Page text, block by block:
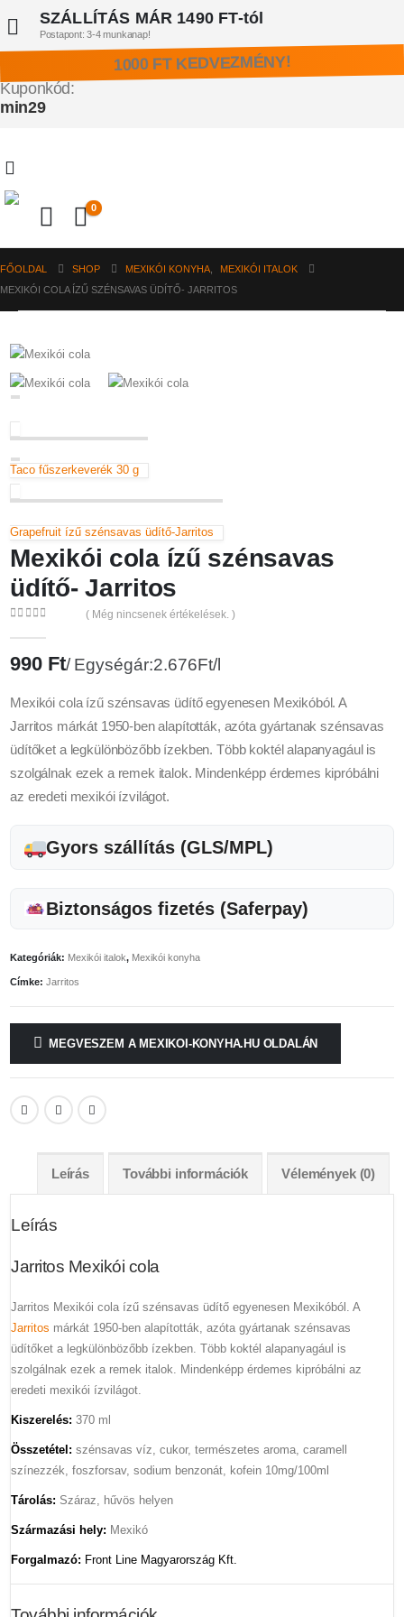
SZÁLLÍTÁS MÁR 1490 FT-tól
Postapont: 3-4 munkanap!
1000 FT KEDVEZMÉNY!
Kuponkód:
min29
0
FŐOLDAL SHOP MEXIKÓI KONYHA
MEXIKÓI ITALOK
MEXIKÓI COLA ÍZŰ SZÉNSAVAS ÜDÍTŐ- JARRITOS
Taco fűszerkeverék 30 g
Grapefruit ízű szénsavas üdítő-Jarritos
Mexikói cola ízű szénsavas
üdítő- Jarritos
( Még nincsenek értékelések. )
990 Ft Egységár:2.676Ft/l
Mexikói cola ízű szénsavas üdítő egyenesen Mexikóból. A
Jarritos márkát 1950-ben alapították, azóta gyártanak szénsavas
üdítőket a legkülönbözőbb ízekben. Több koktél alapanyagául is
szolgálnak ezek a remek italok. Mindenképp érdemes kipróbálni
az eredeti mexikói ízvilágot.
Gyors szállítás (GLS/MPL)
Biztonságos fizetés (Saferpay)
Kategóriák: Mexikói italok, Mexikói konyha
Címke:Jarritos
MEGVESZEM A MEXIKOI-KONYHA.HU OLDALÁN
Leírás További információk Vélemények (0)
Leírás
Jarritos Mexikói cola
Jarritos Mexikói cola ízű szénsavas üdítő egyenesen Mexikóból. A
Jarritos márkát 1950-ben alapították, azóta gyártanak szénsavas
üdítőket a legkülönbözőbb ízekben. Több koktél alapanyagául is
szolgálnak ezek a remek italok. Mindenképp érdemes kipróbálni az
eredeti mexikói ízvilágot.
Kiszerelés: 370 ml
Összetétel: szénsavas víz, cukor, természetes aroma, caramell
színezzék, foszforsav, sodium benzonát, kofein 10mg/100ml
Tárolás: Száraz, hűvös helyen
Származási hely: Mexikó
Forgalmazó: Front Line Magyarország Kft.